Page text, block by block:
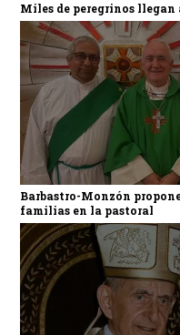
Miles de peregrinos llegan
Barbastro-Monzón
familias en la pastoral